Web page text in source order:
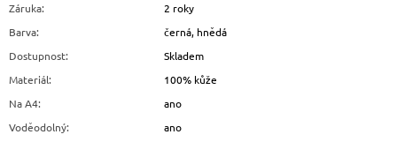
Záruka:
2 roky
Barva:
černá, hnědá
Dostupnost:
Skladem
Materiál:
100% kůže
Na A4:
ano
Voděodolný:
ano